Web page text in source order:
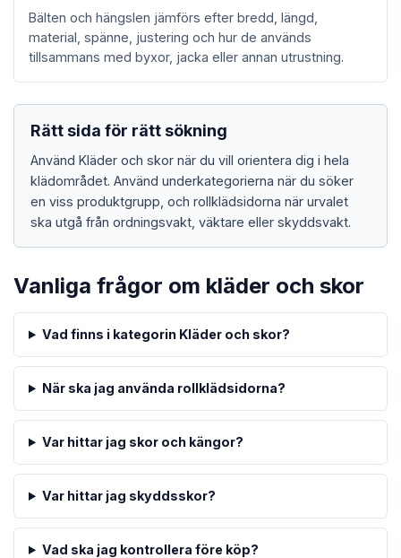
Bälten och hängslen jämförs efter bredd, längd,
material, spänne, justering och hur de används
tillsammans med byxor, jacka eller annan utrustning.
Rätt sida för rätt sökning
Använd Kläder och skor när du vill orientera dig i hela
klädområdet. Använd underkategorierna när du söker
en viss produktgrupp, och rollklädsidorna när urvalet
ska utgå från ordningsvakt, väktare eller skyddsvakt.
Vanliga frågor om kläder och skor
Vad finns i kategorin Kläder och skor?
När ska jag använda rollklädsidorna?
Var hittar jag skor och kängor?
Var hittar jag skyddsskor?
Vad ska jag kontrollera före köp?